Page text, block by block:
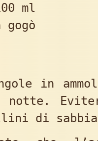
ml
in
notte.
di